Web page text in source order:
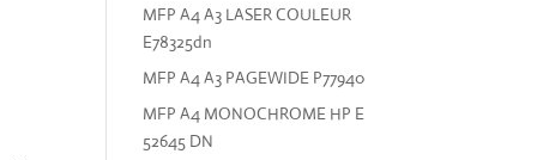
MFP A4 A3 LASER COULEUR
E78325dn
MFP A4 A3 PAGEWIDE P77940
MFP A4 MONOCHROME HP E
52645 DN